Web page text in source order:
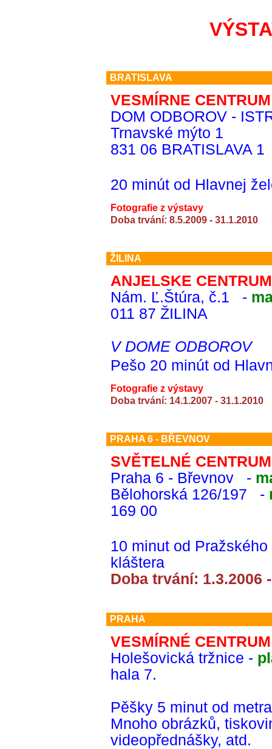
BRATISLAVA
VESMÍRNE
DOM ODBOROV -
Trnavské mýto 1
831 06 BRATISLAVA 1
20 minút od Hlavnej
Fotografie z výstavy
Doba trvání: 8.5.2009 - 31.1.2010
ŽILINA
ANJELSKE
Nám. Ľ.Štúra, č.1 -
011 87 ŽILINA
V DOME ODBOROV
Pešo 20 minút od
Fotografie z výstavy
Doba trvání: 14.1.2007 - 31.1.2010
PRAHA 6 - BŘEVNOV
SVĚTELNÉ
Praha 6 - Břevnov -
Bělohorská 126/197 -
169 00
10 minut od
kláštera
Doba trvání: 1.3.2006
PRAHA
VESMÍRNÉ CENTRUM
Holešovická tržnice -
hala 7.
Pěšky 5 minut od
Mnoho obrázků,
videopřednášky, atd.